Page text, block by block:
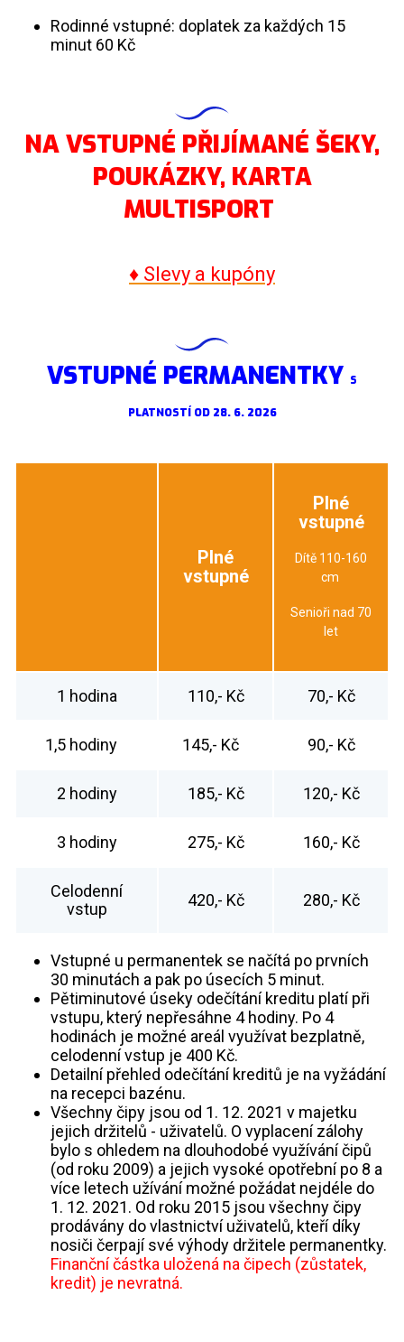
Rodinné vstupné: doplatek za každých 15
minut 60 Kč
NA VSTUPNÉ PŘIJÍMANÉ ŠEKY,
POUKÁZKY, KARTA
MULTISPORT
♦ Slevy a kupóny
VSTUPNÉ PERMANENTKY S
PLATNOSTÍ OD 28. 6. 2026
Plné
vstupné
Plné
vstupné
Dítě 110-160
cm
Senioři nad 70
let
1 hodina 110,- Kč 70,- Kč
1,5 hodiny 145,- Kč 90,- Kč
2 hodiny 185,- Kč 120,- Kč
3 hodiny 275,- Kč 160,- Kč
Celodenní
vstup
420,- Kč 280,- Kč
Vstupné u permanentek se načítá po prvních
30 minutách a pak po úsecích 5 minut.
Pětiminutové úseky odečítání kreditu platí při
vstupu, který nepřesáhne 4 hodiny. Po 4
hodinách je možné areál využívat bezplatně,
celodenní vstup je 400 Kč.
Detailní přehled odečítání kreditů je na vyžádání
na recepci bazénu.
Všechny čipy jsou od 1. 12. 2021 v majetku
jejich držitelů - uživatelů. O vyplacení zálohy
bylo s ohledem na dlouhodobé využívání čipů
(od roku 2009) a jejich vysoké opotřební po 8 a
více letech užívání možné požádat nejdéle do
1. 12. 2021. Od roku 2015 jsou všechny čipy
prodávány do vlastnictví uživatelů, kteří díky
nosiči čerpají své výhody držitele permanentky.
Finanční částka uložená na čipech (zůstatek,
kredit) je nevratná.